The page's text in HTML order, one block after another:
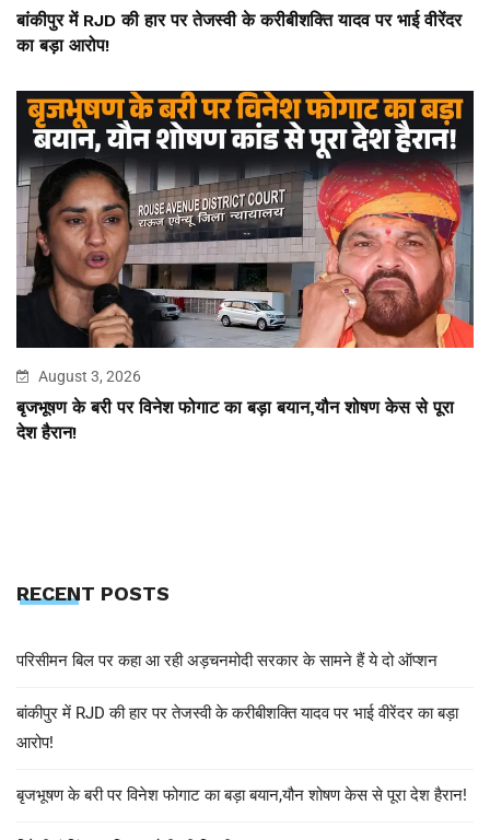
बांकीपुर में RJD की हार पर तेजस्वी के करीबीशक्ति यादव पर भाई वीरेंदर
का बड़ा आरोप!
August 3, 2026
बृजभूषण के बरी पर विनेश फोगाट का बड़ा बयान,यौन शोषण केस से पूरा
देश हैरान!
RECENT POSTS
परिसीमन बिल पर कहा आ रही अड़चनमोदी सरकार के सामने हैं ये दो ऑप्शन
बांकीपुर में RJD की हार पर तेजस्वी के करीबीशक्ति यादव पर भाई वीरेंदर का बड़ा
आरोप!
बृजभूषण के बरी पर विनेश फोगाट का बड़ा बयान,यौन शोषण केस से पूरा देश हैरान!